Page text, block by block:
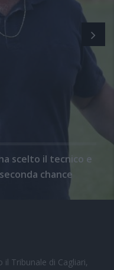
scelto il tecnico e
chance
Tribunale di Cagliari,